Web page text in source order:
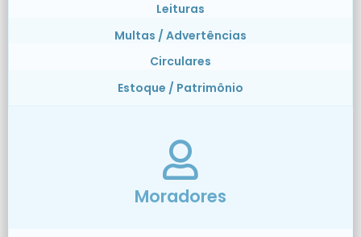
Leituras
Multas / Advertências
Circulares
Estoque / Patrimônio
Moradores